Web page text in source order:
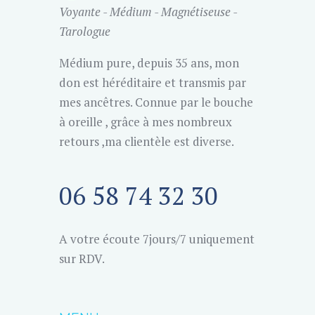
Voyante - Médium - Magnétiseuse -
Tarologue
Médium pure, depuis 35 ans, mon
don est héréditaire et transmis par
mes ancêtres. Connue par le bouche
à oreille , grâce à mes nombreux
retours ,ma clientèle est diverse.
06 58 74 32 30
A votre écoute 7jours/7 uniquement
sur RDV.